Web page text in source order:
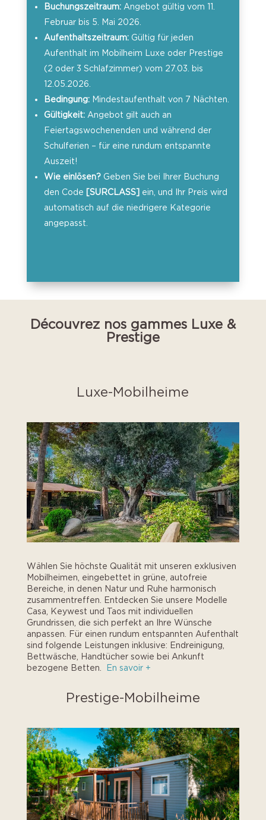
Buchungszeitraum:Angebot gültig vom 11.
Februar bis 5. Mai 2026.
Aufenthaltszeitraum:Gültig für jeden
Aufenthalt im Mobilheim Luxe oder Prestige
(2 oder 3 Schlafzimmer) vom 27.03. bis
12.05.2026.
Bedingung:Mindestaufenthalt von 7 Nächten.
Gültigkeit:Angebot gilt auch an
Feiertagswochenenden und während der
Schulferien – für eine rundum entspannte
Auszeit!
Wie einlösen?Geben Sie bei Ihrer Buchung
den Code [SURCLASS] ein, und Ihr Preis wird
automatisch auf die niedrigere Kategorie
angepasst.
Découvrez nos gammes Luxe &
Prestige
Luxe-Mobilheime
Wählen Sie höchste Qualität mit unseren exklusiven
Mobilheimen, eingebettet in grüne, autofreie
Bereiche, in denen Natur und Ruhe harmonisch
zusammentreffen. Entdecken Sie unsere Modelle
Casa, Keywest und Taos mit individuellen
Grundrissen, die sich perfekt an Ihre Wünsche
anpassen. Für einen rundum entspannten Aufenthalt
sind folgende Leistungen inklusive: Endreinigung,
Bettwäsche, Handtücher sowie bei Ankunft
bezogene Betten. En savoir +
Prestige-Mobilheime